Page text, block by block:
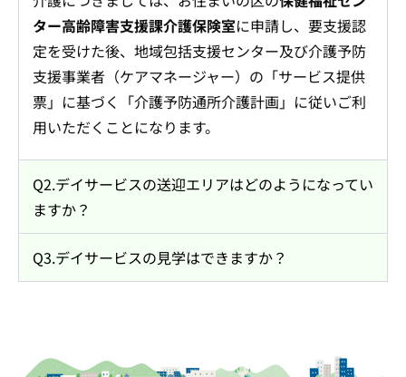
ター高齢障害支援課介護保険室に申請し、要支援認
定を受けた後、地域包括支援センター及び介護予防
支援事業者（ケアマネージャー）の「サービス提供
票」に基づく「介護予防通所介護計画」に従いご利
用いただくことになります。
Q2.デイサービスの送迎エリアはどのようになってい
ますか？
Q3.デイサービスの見学はできますか？